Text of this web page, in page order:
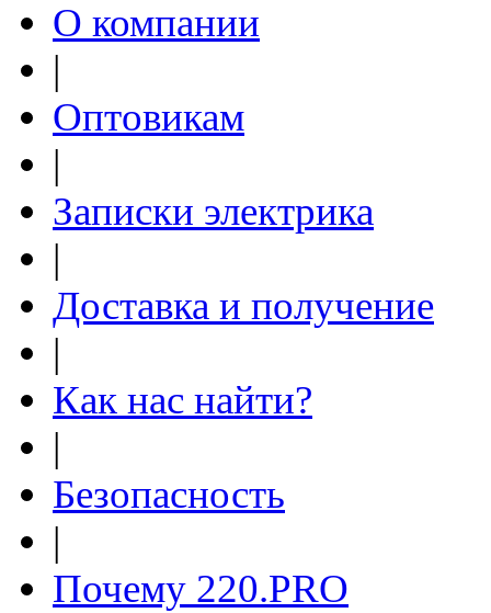
О компании
|
Оптовикам
|
Записки электрика
|
Доставка и получение
|
Как нас найти?
|
Безопасность
|
Почему 220.PRO